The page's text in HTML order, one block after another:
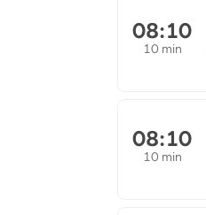
08:10
10 min
08:10
10 min